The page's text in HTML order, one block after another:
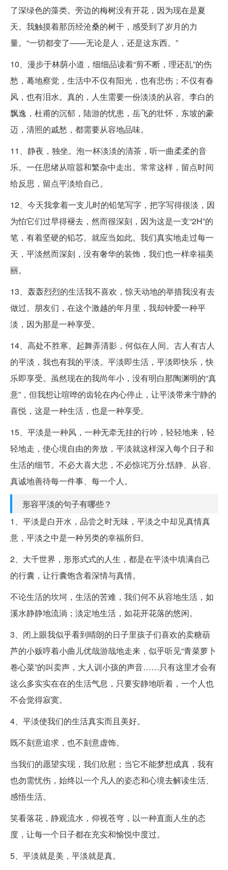
了深绿色的藻类。旁边的梅树没有开花，因为现在是夏
天。我触摸着那历经沧桑的树干，感受到了岁月的力
量。“一切都变了——无论是人，还是这东西。”
10、漫步于林荫小道，细细品读着“剪不断，理还乱”的伤
愁，蓦地察觉，生活中不仅有阳光，也有悲伤；不仅有春
风，也有泪水。真的，人生需要一份淡淡的从容。李白的
飘逸，杜甫的沉郁，陆游的忧患，岳飞的壮怀，东坡的豪
迈，清照的戚愁，都需要从容地品味。
11、静夜，独坐。泡一杯淡淡的清茶，听一曲柔柔的音
乐。一任思绪从喧嚣和繁杂中走出。常常这样，留点时间
给反思，留点平淡给自己。
12、今天我拿着一支儿时的铅笔写字，把字写得很淡，因
为怕它们过早得褪去，然而很深刻，因为这是一支“2H”的
笔，有着坚硬的铅芯。就应当如此。我们真实地走过每一
天，平淡然而深刻，没有奢华的装饰，我们也一样幸福美
丽。
13、轰轰烈烈的生活我不喜欢，惊天动地的举措我没有去
做过。朋友们，在这个激越的年月里，我却钟爱一种平
淡，因为那是一种享受。
14、高处不胜寒。起舞弄清影，何似在人间。古人有古人
的平淡，我也有我的平淡。平淡即生活，平淡即快乐，快
乐即享受。虽然现在的我尚年小，没有明白那陶渊明的“真
意”，但我想让喧哗的齿轮在内心停止，让平淡带来宁静的
喜悦，这是一种生活，也是一种享受。
15、平淡是一种风，一种无牵无挂的行吟，轻轻地来，轻
轻地走，使心境自由的奔放，平淡就这样深入每个日子和
生活的细节。不必大喜大悲，不必惊诧万分,恬静、从容、
真诚地善待每一件事、每一个人。
形容平淡的句子有哪些？
1、平淡是白开水，品尝之时无味，平淡之中却见真情真
意，平淡之中是一种另类的幸福所归。
2、大千世界，形形式式的人生，都是在平淡中填满自己
的行囊，让行囊饱含着深情与真情。
不论生活的坎坷，生活的苦难，我们何不从容地生活，如
溪水静静地流淌；淡定地生活，如花开花落的悠闲。
3、闭上眼我似乎看到晴朗的日子里孩子们喜欢的卖糖葫
芦的小贩哼着小曲儿优哉游哉地走来，似乎听见“青菜萝卜
卷心菜”的叫卖声，大人训小孩的声音……只有这里才会有
这么多实实在在的生活气息，只要安静地听着，一个人也
不会觉得寂寞。
4、平淡使我们的生活真实而且美好。
既不刻意追求，也不刻意虚饰。
当我们的愿望实现，我们欣慰；当它不能梦想成真，我有
也勿需忧伤，始终以一个凡人的姿态和心境去解读生活、
感悟生活。
笑看落花，静观流水，仰视苍穹，以一种直面人生的态
度，让每一个日子都在充实和愉悦中度过。
5、平淡就是美，平淡就是真。